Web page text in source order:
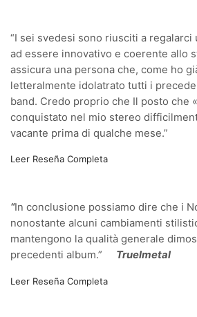
“I sei svedesi sono riusciti a regalarci
ad essere innovativo e coerente allo
assicura una persona che, come ho
letteralmente idolatrato tutti i
band. Credo proprio che Il posto che
conquistato nel mio stereo
vacante prima di qualche mese.”
Leer Reseña Completa
“In conclusione possiamo dire che i
nonostante alcuni cambiamenti
mantengono la qualità generale
precedenti album.”
Truelmetal
Leer Reseña Completa